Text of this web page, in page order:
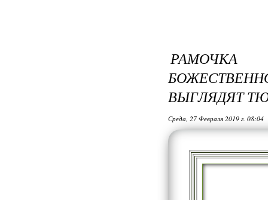
ВЫГЛЯДЯТ
Среда, 27 Февраля 2019 г. 08:04